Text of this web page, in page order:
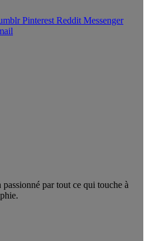
Pinterest Reddit Messenger
par tout ce qui touche à